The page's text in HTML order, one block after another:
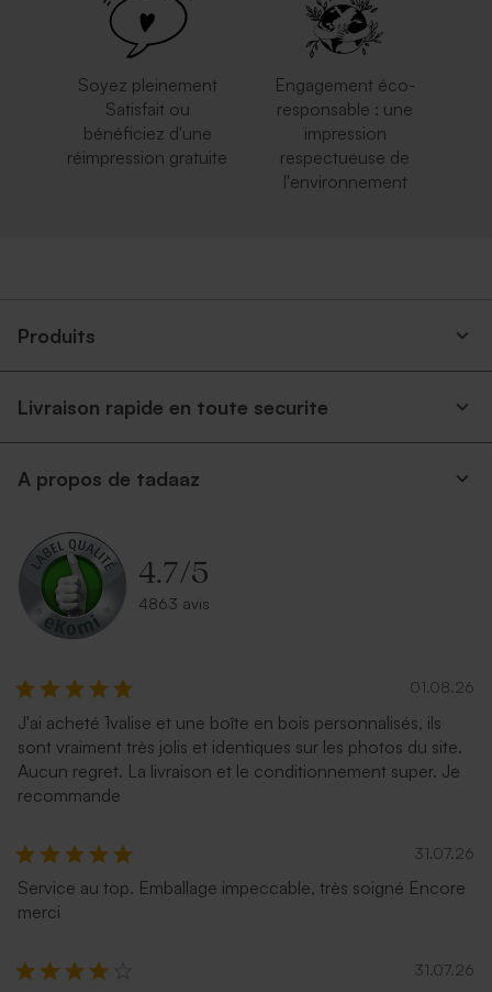
Soyez pleinement
Satisfait ou
bénéficiez d'une
réimpression gratuite
Engagement éco-
responsable : une
impression
respectueuse de
l'environnement
Produits
Livraison rapide en toute securite
A propos de tadaaz
4.7/5
4863 avis
01.08.26
J'ai acheté 1valise et une boîte en bois personnalisés, ils
sont vraiment très jolis et identiques sur les photos du site.
Aucun regret. La livraison et le conditionnement super. Je
recommande
31.07.26
Service au top. Emballage impeccable, très soigné Encore
merci
31.07.26